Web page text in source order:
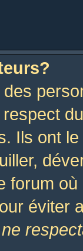
Ils ont
forum
éviter